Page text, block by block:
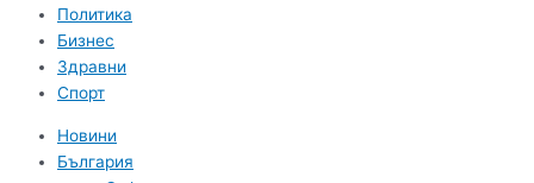
Политика
Бизнес
Здравни
Спорт
Новини
България